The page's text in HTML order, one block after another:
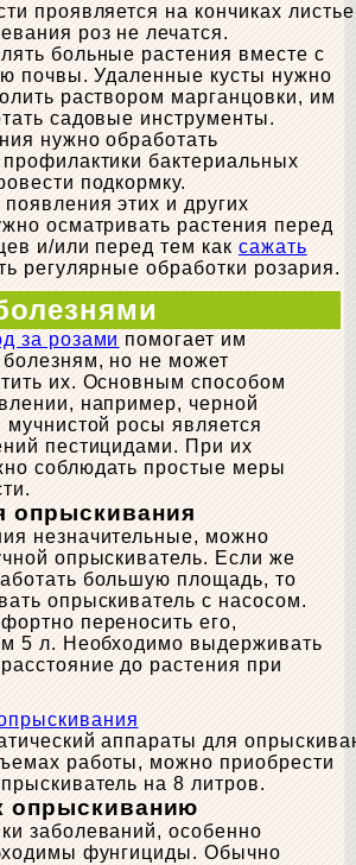
проявляется на кончиках
роз не лечатся.
больные растения вместе с
почвы. Удаленные кусты нужно
раствором марганцовки, им
садовые инструменты.
нужно обработать
бактериальных
подкормку.
этих и других
осматривать растения перед
и/или перед тем как сажать
регулярные обработки розария.
за розами помогает им
болезням, но не может
их. Основным способом
например, черной
мучнистой росы является
пестицидами. При их
соблюдать простые меры
опрыскивания
незначительные, можно
опрыскиватель. Если же
большую площадь, то
опрыскиватель с насосом.
переносить его,
5 л. Необходимо выдерживать
до растения при
аппараты для
работы, можно приобрести
на 8 литров.
опрыскиванию
заболеваний, особенно
фунгициды. Обычно